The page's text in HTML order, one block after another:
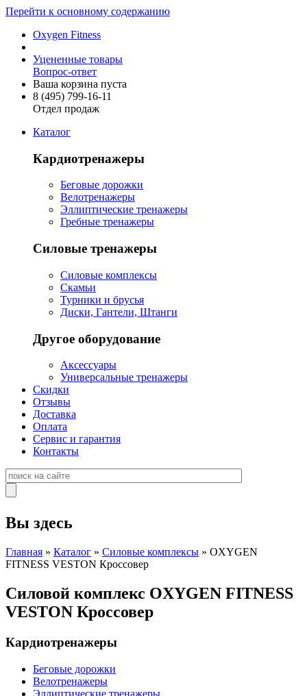
Перейти к основному содержанию
Oxygen Fitness
Уцененные товары
Вопрос-ответ
Ваша корзина пуста
8 (495) 799-16-11
Отдел продаж
Каталог
Кардиотренажеры
Беговые дорожки
Велотренажеры
Эллиптические тренажеры
Гребные тренажеры
Силовые тренажеры
Силовые комплексы
Скамьи
Турники и брусья
Диски, Гантели, Штанги
Другое оборудование
Аксессуары
Универсальные тренажеры
Скидки
Отзывы
Доставка
Оплата
Сервис и гарантия
Контакты
Вы здесь
Главная » Каталог » Силовые комплексы » OXYGEN
FITNESS VESTON Кроссовер
Силовой комплекс OXYGEN FITNESS
VESTON Кроссовер
Кардиотренажеры
Беговые дорожки
Велотренажеры
Эллиптические тренажеры